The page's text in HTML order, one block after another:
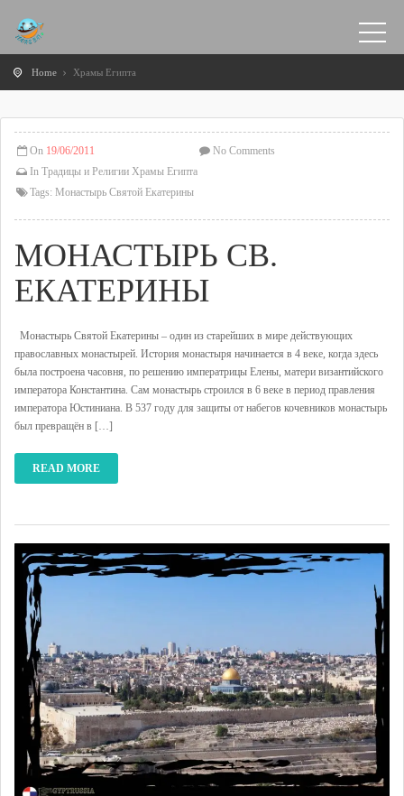
Home Храмы Египта
On 19/06/2011
In Традицы и Религии Храмы Египта
Tags: Монастырь Святой Екатерины
No Comments
МОНАСТЫРЬ СВ.
ЕКАТЕРИНЫ
Монастырь Святой Екатерины – один из старейших в мире действующих
православных монастырей. История монастыря начинается в 4 веке, когда здесь
была построена часовня, по решению императрицы Елены, матери византийского
императора Константина. Сам монастырь строился в 6 веке в период правления
императора Юстиниана. В 537 году для защиты от набегов кочевников монастырь
был превращён в […]
READ MORE